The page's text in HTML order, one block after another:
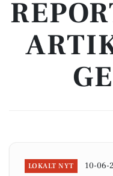
LOKALT NYT 10-06-